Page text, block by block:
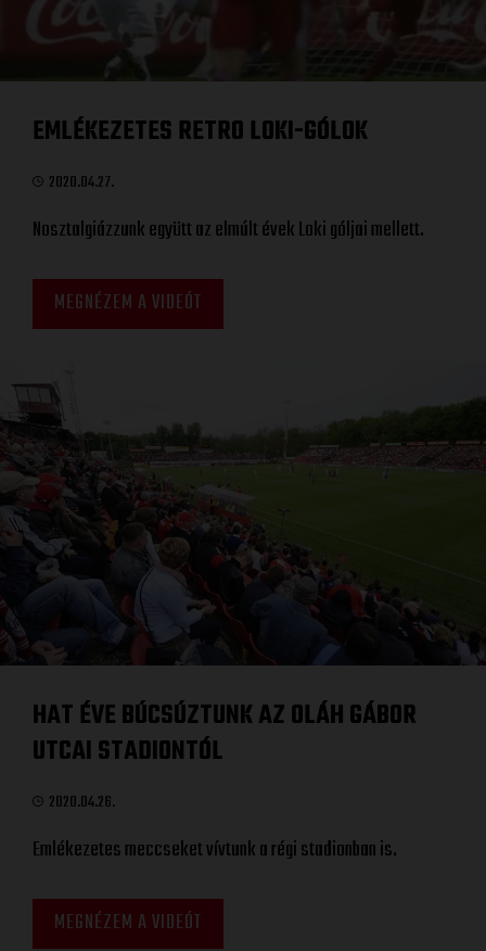
EMLÉKEZETES RETRO LOKI-GÓLOK
2020.04.27.
Nosztalgiázzunk együtt az elmúlt évek Loki góljai mellett.
MEGNÉZEM A VIDEÓT
HAT ÉVE BÚCSÚZTUNK AZ OLÁH GÁBOR
UTCAI STADIONTÓL
2020.04.26.
Emlékezetes meccseket vívtunk a régi stadionban is.
MEGNÉZEM A VIDEÓT